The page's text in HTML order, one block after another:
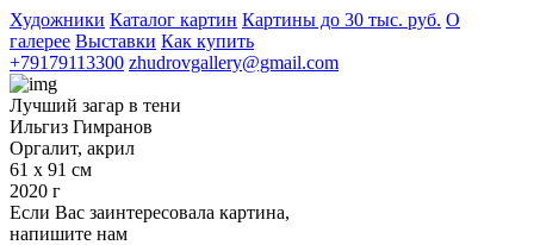
Художники Каталог картин Картины до 30 тыс. руб. О
галерее Выставки Как купить
+79179113300 zhudrovgallery@gmail.com
Лучший загар в тени
Ильгиз Гимранов
Оргалит, акрил
61 х 91 см
2020 г
Если Вас заинтересовала картина,
напишите нам